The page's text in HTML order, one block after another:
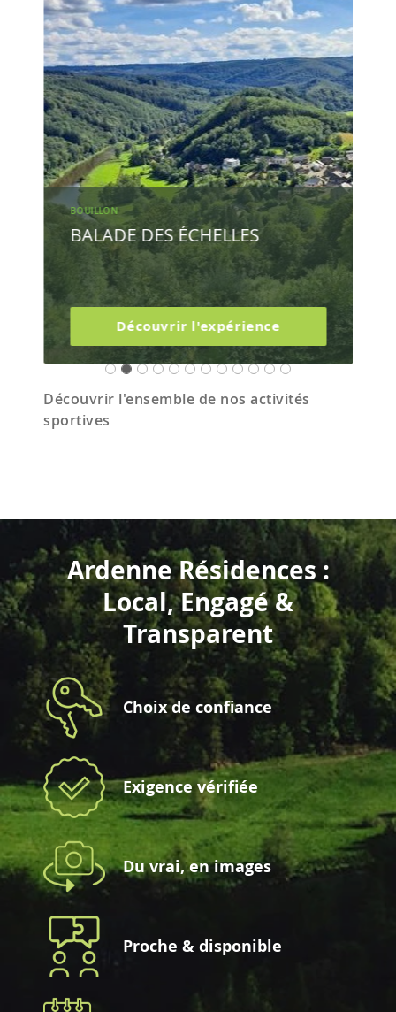
BOUILLON
BALADE DES ÉCHELLES
Découvrir l'expérience
Découvrir l'ensemble de nos activités
sportives
Ardenne Résidences :
Local, Engagé &
Transparent
Choix de confiance
Exigence vérifiée
Du vrai, en images
Proche & disponible